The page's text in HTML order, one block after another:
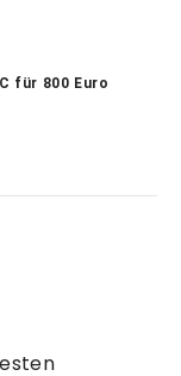
für 800 Euro